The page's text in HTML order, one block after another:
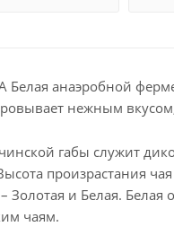
Белая анаэробной
нежным
габы служит
произрастания
Золотая и Белая.
чаям.